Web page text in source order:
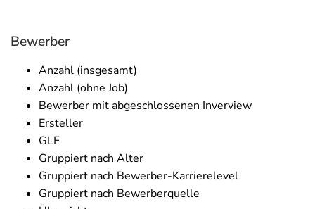
Bewerber
Anzahl (insgesamt)
Anzahl (ohne Job)
Bewerber mit abgeschlossenen Inverview
Ersteller
GLF
Gruppiert nach Alter
Gruppiert nach Bewerber-Karrierelevel
Gruppiert nach Bewerberquelle